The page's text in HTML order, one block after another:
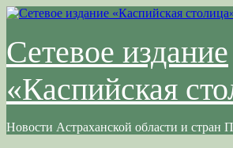
Перейти
содержимому
Сетевое издание
«Каспийская
Новости Астраханской области и стран